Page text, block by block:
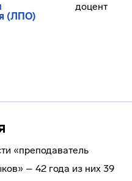
(ЛПО)
доцент
«преподаватель
– 42 года из них 39